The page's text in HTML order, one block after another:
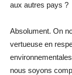
aux autres pays ?
Absolument. On
vertueuse en
nous soyons